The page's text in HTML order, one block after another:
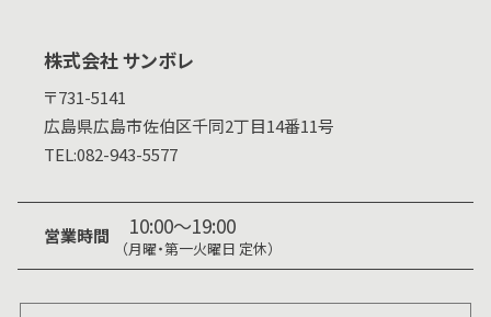
株式会社 サンボレ
〒731-5141
広島県広島市佐伯区千同2丁目14番11号
TEL:082-943-5577
営業時間 10:00～19:00
（月曜・第一火曜日 定休）